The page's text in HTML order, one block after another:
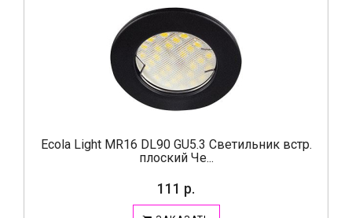
Ecola Light MR16 DL90 GU5.3 Светильник встр.
плоский Че...
111 р.